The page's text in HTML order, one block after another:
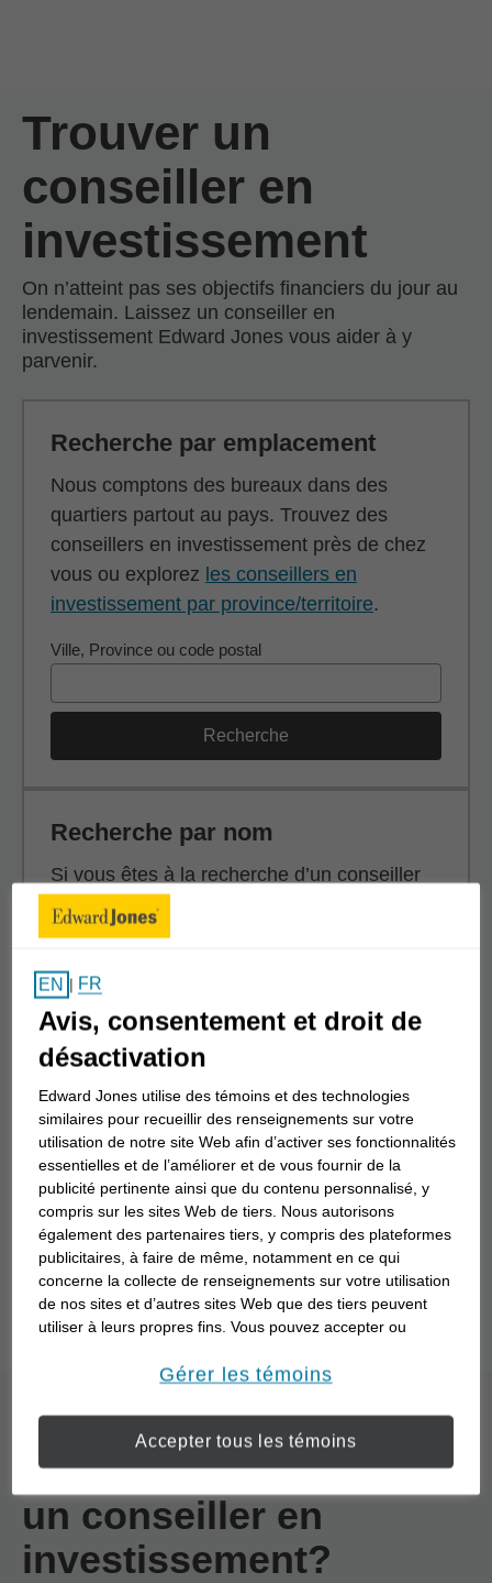
Trouver un
conseiller en
investissement
On n’atteint pas ses objectifs financiers du jour au
lendemain. Laissez un conseiller en
investissement Edward Jones vous aider à y
parvenir.
Recherche par emplacement
Nous comptons des bureaux dans des
quartiers partout au pays. Trouvez des
conseillers en investissement près de chez
vous ou explorez les conseillers en
investissement par province/territoire.
Ville, Province ou code postal
Recherche
Recherche par nom
Si vous êtes à la recherche d’un conseiller
en investissement en particulier, effectuez
une recherche par nom (prénom, nom de
Nom du conseiller en investissement
Recherche
Vous ne savez pas comment travailler avec un
conseiller en investissement? Comprenez mieux
vos objectifs financiers particuliers et la façon dont
un conseiller en investissement peut travailler avec
vous pour les atteindre grâce à notre questionnaire
« Point de départ ».
Quel est le processus
d’un partenariat avec
un conseiller en
investissement?
EN | FR
Avis, consentement et droit de
désactivation
Edward Jones utilise des témoins et des technologies
similaires pour recueillir des renseignements sur votre
utilisation de notre site Web afin d’activer ses fonctionnalités
essentielles et de l’améliorer et de vous fournir de la
publicité pertinente ainsi que du contenu personnalisé, y
compris sur les sites Web de tiers. Nous autorisons
également des partenaires tiers, y compris des plateformes
publicitaires, à faire de même, notamment en ce qui
concerne la collecte de renseignements sur votre utilisation
de nos sites et d’autres sites Web que des tiers peuvent
utiliser à leurs propres fins. Vous pouvez accepter ou
Pour en savoir plus sur la façon dont nous utilisons les
veuillez consulter notreDéclaration de confidentialité de
l’information transmise en ligne opens in a new window
.
Gérer les témoins
Accepter tous les témoins